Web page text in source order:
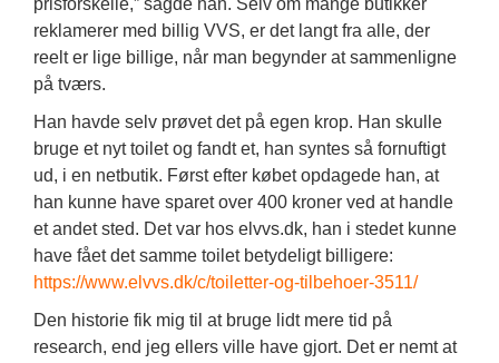
prisforskelle,” sagde han. Selv om mange butikker
reklamerer med billig VVS, er det langt fra alle, der
reelt er lige billige, når man begynder at sammenligne
på tværs.
Han havde selv prøvet det på egen krop. Han skulle
bruge et nyt toilet og fandt et, han syntes så fornuftigt
ud, i en netbutik. Først efter købet opdagede han, at
han kunne have sparet over 400 kroner ved at handle
et andet sted. Det var hos elvvs.dk, han i stedet kunne
have fået det samme toilet betydeligt billigere:
https://www.elvvs.dk/c/toiletter-og-tilbehoer-3511/
Den historie fik mig til at bruge lidt mere tid på
research, end jeg ellers ville have gjort. Det er nemt at